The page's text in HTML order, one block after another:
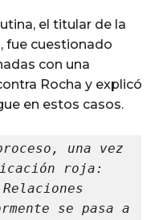
el titular de la
fue cuestionado
con una
Rocha y explicó
en estos casos.
una vez
roja:
se pasa a